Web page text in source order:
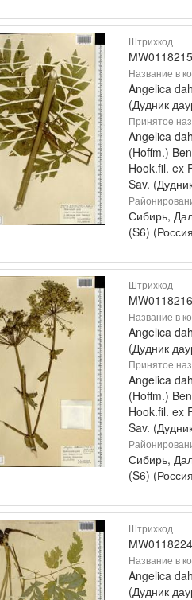
Штрихкод
MW0118215
Название в
Angelica
(Дудник
Принятое
Angelica
(Hoffm.)
Hook.fil. ex
Sav.
Сибирь,
(S6)
Штрихкод
MW0118216
Название в
Angelica
(Дудник
Принятое
Angelica
(Hoffm.)
Hook.fil. ex
Sav.
Сибирь,
(S6)
Штрихкод
MW0118224
Название в
Angelica
(Дудник